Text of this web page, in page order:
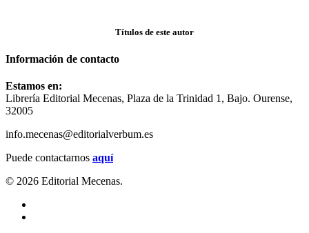
Títulos de este autor
Información de contacto
Estamos en:
Librería Editorial Mecenas, Plaza de la Trinidad 1, Bajo. Ourense,
32005
info.mecenas@editorialverbum.es
Puede contactarnos aquí
© 2026 Editorial Mecenas.